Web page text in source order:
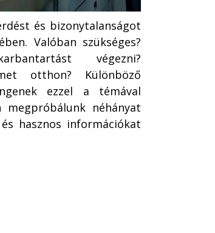
és bizonytalanságot
Valóban szükséges?
végezni?
otthon? Különböző
ezzel a témával
megpróbálunk néhányat
hasznos információkat